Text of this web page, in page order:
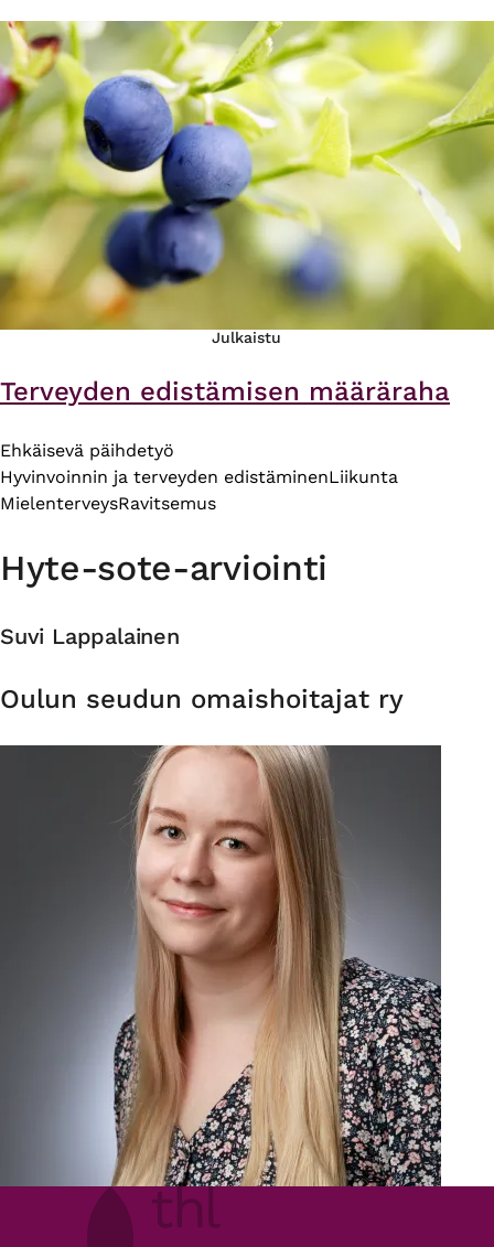
Julkaistu
Terveyden edistämisen määräraha
Ehkäisevä päihdetyö
Hyvinvoinnin ja terveyden edistäminenLiikunta
MielenterveysRavitsemus
Hyte-sote-arviointi
Suvi Lappalainen
Organisaatio
Oulun seudun omaishoitajat ry